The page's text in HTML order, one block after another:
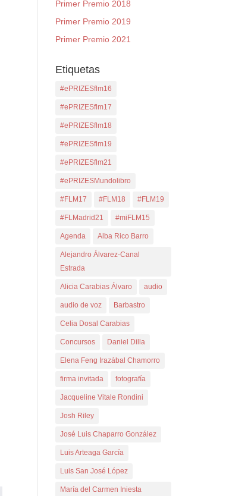
Primer Premio 2018
Primer Premio 2019
Primer Premio 2021
Etiquetas
#ePRIZESflm16
#ePRIZESflm17
#ePRIZESflm18
#ePRIZESflm19
#ePRIZESflm21
#ePRIZESMundolibro
#FLM17 #FLM18 #FLM19
#FLMadrid21 #miFLM15
Agenda Alba Rico Barro
Alejandro Álvarez-Canal
Estrada
Alicia Carabias Álvaro audio
audio de voz Barbastro
Celia Dosal Carabias
Concursos Daniel Dilla
Elena Feng Irazábal Chamorro
firma invitada fotografía
Jacqueline Vitale Rondini
Josh Riley
José Luis Chaparro González
Luis Arteaga García
Luis San José López
María del Carmen Iniesta